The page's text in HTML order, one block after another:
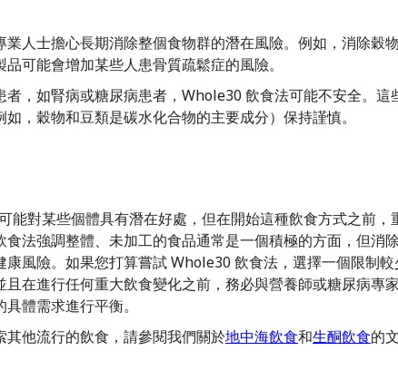
業人士擔心長期消除整個食物群的潛在風險。例如，消除穀
可能會增加某些人患骨質疏鬆症的風險。
者，如腎病或糖尿病患者，Whole30 飲食法可能不安全。這
，穀物和豆類是碳水化合物的主要成分）保持謹慎。
能對某些個體具有潛在好處，但在開始這種飲食方式之前，
食法強調整體、未加工的食品通常是一個積極的方面，但消
康風險。如果您打算嘗試 Whole30 飲食法，選擇一個限制
且在進行任何重大飲食變化之前，務必與營養師或糖尿病專
體需求進行平衡。
其他流行的飲食，請參閱我們關於地中海飲食和生酮飲食的